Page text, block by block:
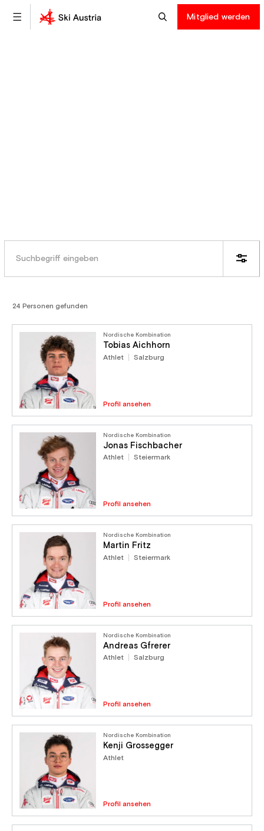
Mitglied werden
24 Personen gefunden
Nordische Kombination
Tobias Aichhorn
Athlet Salzburg
Profil ansehen
Nordische Kombination
Jonas Fischbacher
Athlet Steiermark
Profil ansehen
Nordische Kombination
Martin Fritz
Athlet Steiermark
Profil ansehen
Nordische Kombination
Andreas Gfrerer
Athlet Salzburg
Profil ansehen
Nordische Kombination
Kenji Grossegger
Athlet
Profil ansehen